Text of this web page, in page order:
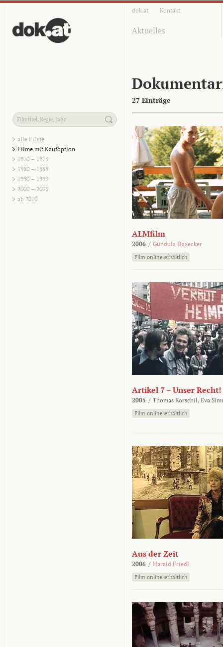
dok.at Kontakt
Aktuelles
27 Einträge
alle Filme
Filme mit Kaufoption
1970 – 1979
1980 – 1989
1990 – 1999
2000 – 2009
ab 2010
ALMfilm
2006 / Gundula Daxecker
Film online erhältlich
Artikel 7 – Unser Recht!
2005 / Thomas Korschil, Eva
Film online erhältlich
Aus der Zeit
2006 / Harald Friedl
Film online erhältlich